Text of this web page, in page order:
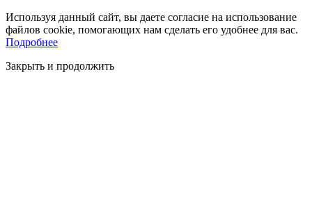
Используя данный сайт, вы даете согласие на использование
файлов cookie, помогающих нам сделать его удобнее для вас.
Подробнее
Закрыть и продолжить